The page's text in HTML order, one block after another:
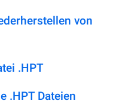
von
.HPT
.HPT Dateien